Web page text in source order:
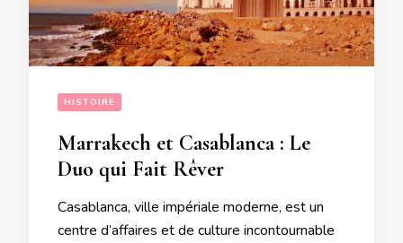
HISTOIRE
Marrakech et Casablanca : Le
Duo qui Fait Rêver
Casablanca, ville impériale moderne, est un
centre d’affaires et de culture incontournable